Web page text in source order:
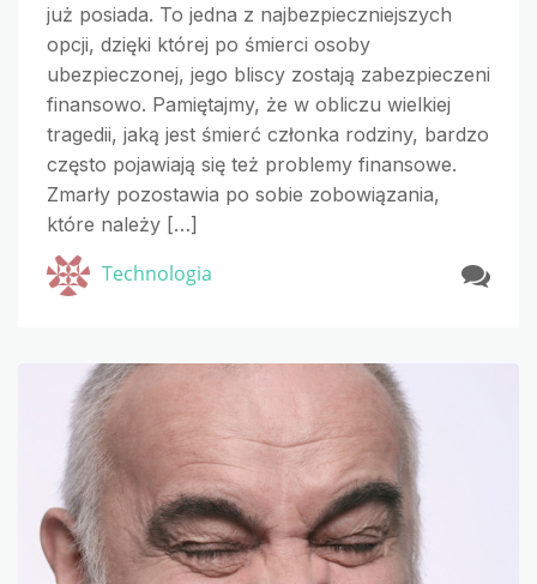
już posiada. To jedna z najbezpieczniejszych
opcji, dzięki której po śmierci osoby
ubezpieczonej, jego bliscy zostają zabezpieczeni
finansowo. Pamiętajmy, że w obliczu wielkiej
tragedii, jaką jest śmierć członka rodziny, bardzo
często pojawiają się też problemy finansowe.
Zmarły pozostawia po sobie zobowiązania,
które należy […]
Technologia